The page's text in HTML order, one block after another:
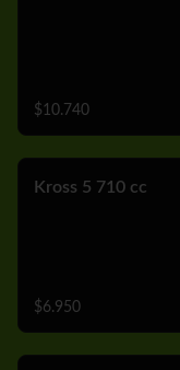
$10.740
Kross 5 710 cc
$6.950